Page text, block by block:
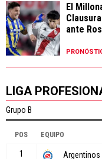
El
ante
LIGA